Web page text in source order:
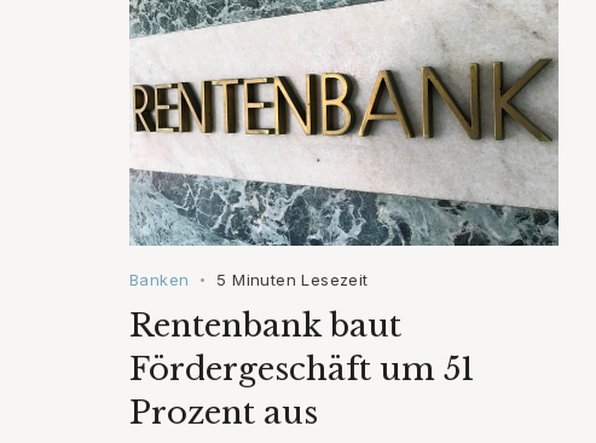
Banken • 5 Minuten Lesezeit
Rentenbank baut
Fördergeschäft um 51
Prozent aus